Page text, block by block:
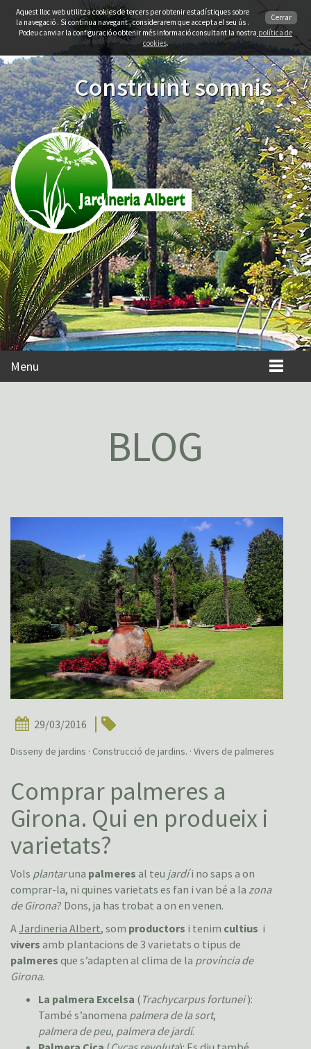
Construint somnis
Menu
BLOG
29/03/2016
Disseny de jardins · Construcció de jardins. · Vivers de palmeres
Comprar palmeres a
Girona. Qui en produeix i
varietats?
Vols plantaruna palmeres al teu jardíi no saps a on
comprar-la, ni quines varietats es fan i van bé a la zona
de Girona? Dons, ja has trobat a on en venen.
AJardineria Albert, som productors i tenim cultius i
vivers amb plantacions de 3 varietats o tipus de
palmeres que s’adapten al clima de la província de
Girona.
La palmera Excelsa ( Trachycarpus fortunei):
També s’anomena palmera de la sort,
palmera de peu, palmera de jardí.
Cerrar
Aquest lloc web utilitza cookies de tercers per obtenir estadístiques sobre
la navegació . Si continua navegant , considerarem que accepta el seu ús .
Podeu canviar la configuració o obtenir més informació consultant la nostra política de
cookies.